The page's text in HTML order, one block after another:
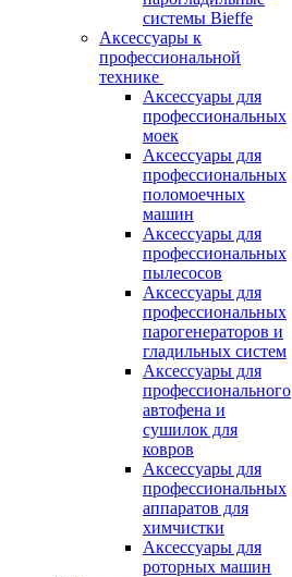
системы Bieffe
Аксессуары к
профессиональной
технике
Аксессуары для
профессиональных
моек
Аксессуары для
профессиональных
поломоечных
машин
Аксессуары для
профессиональных
пылесосов
Аксессуары для
профессиональных
парогенераторов и
гладильных систем
Аксессуары для
профессионального
автофена и
сушилок для
ковров
Аксессуары для
профессиональных
аппаратов для
химчистки
Аксессуары для
роторных машин